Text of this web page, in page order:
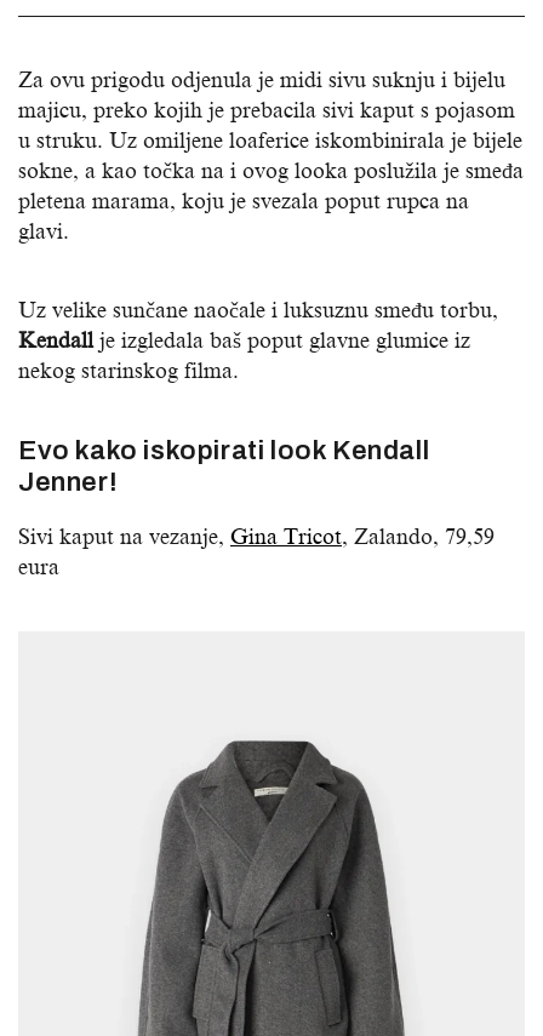
Za ovu prigodu odjenula je midi sivu suknju i bijelu
majicu, preko kojih je prebacila sivi kaput s pojasom
u struku. Uz omiljene loaferice iskombinirala je bijele
sokne, a kao točka na i ovog looka poslužila je smeđa
pletena marama, koju je svezala poput rupca na
glavi.
Uz velike sunčane naočale i luksuznu smeđu torbu,
Kendallje izgledala baš poput glavne glumice iz
nekog starinskog filma.
Evo kako iskopirati look Kendall
Jenner!
Sivi kaput na vezanje, Gina Tricot, Zalando, 79,59
eura